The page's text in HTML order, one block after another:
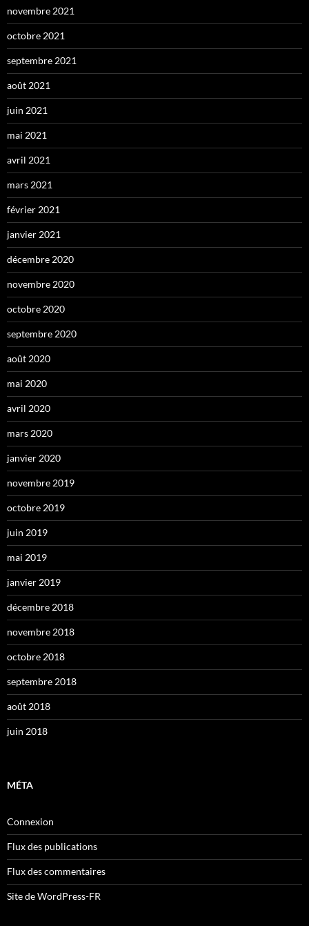
novembre 2021
octobre 2021
septembre 2021
août 2021
juin 2021
mai 2021
avril 2021
mars 2021
février 2021
janvier 2021
décembre 2020
novembre 2020
octobre 2020
septembre 2020
août 2020
mai 2020
avril 2020
mars 2020
janvier 2020
novembre 2019
octobre 2019
juin 2019
mai 2019
janvier 2019
décembre 2018
novembre 2018
octobre 2018
septembre 2018
août 2018
juin 2018
MÉTA
Connexion
Flux des publications
Flux des commentaires
Site de WordPress-FR